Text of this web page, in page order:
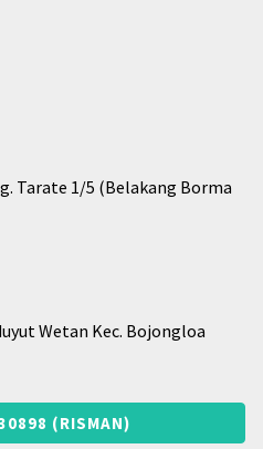
Tarate 1/5 (Belakang Borma
Wetan Kec. Bojongloa
(RISMAN)